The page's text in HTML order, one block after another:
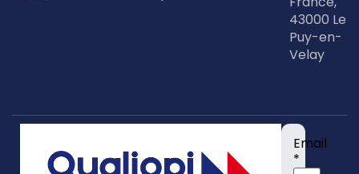
43000 Le
Puy-en-
Velay
Email
*